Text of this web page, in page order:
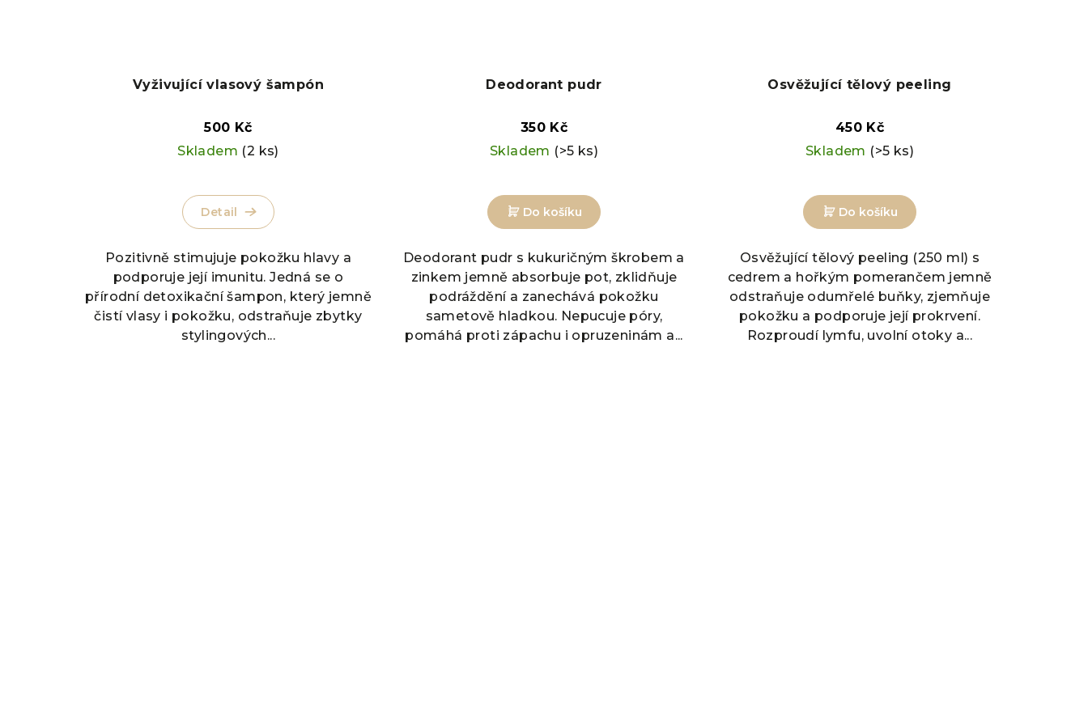
Vyživující vlasový šampón
500 Kč
Skladem (2 ks)
Detail
Pozitivně stimujuje pokožku hlavy a
podporuje její imunitu. Jedná se o
přírodní detoxikační šampon, který jemně
čistí vlasy i pokožku, odstraňuje zbytky
stylingových...
Deodorant pudr
350 Kč
Skladem (>5 ks)
Do košíku
Deodorant pudr s kukuričným škrobem a
zinkem jemně absorbuje pot, zklidňuje
podráždění a zanechává pokožku
sametově hladkou. Nepucuje póry,
pomáhá proti zápachu i opruzeninám a...
Osvěžující tělový peeling
450 Kč
Skladem (>5 ks)
Do košíku
Osvěžující tělový peeling (250 ml) s
cedrem a hořkým pomerančem jemně
odstraňuje odumřelé buňky, zjemňuje
pokožku a podporuje její prokrvení.
Rozproudí lymfu, uvolní otoky a...